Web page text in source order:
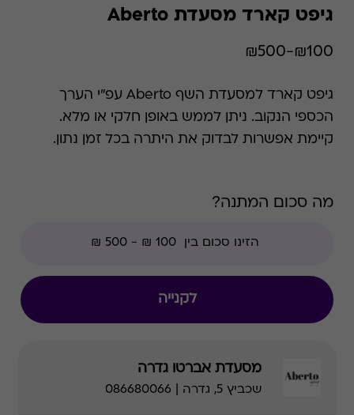
גיפט קארד מסעדת Aberto
₪100-₪500
גיפט קארד למסעדת השף Aberto עפ"י הערך
הכספי הנקוב. ניתן לממש באופן חלקי או מלא.
קיימת אפשרות לבדוק את היתרה בכל זמן נתון.
מה סכום המתנה?
לקנייה
מסעדת אברטו גדרה
שכביץ 5, גדרה | 086680066